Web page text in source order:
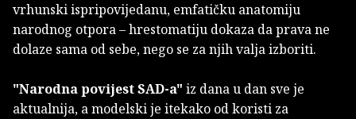
vrhunski ispripovijedanu, emfatičku anatomiju
narodnog otpora – hrestomatiju dokaza da prava ne
dolaze sama od sebe, nego se za njih valja izboriti.
"Narodna povijest SAD-a" iz dana u dan sve je
aktualnija, a modelski je itekako od koristi za